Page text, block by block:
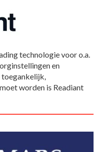
technologie voor o.a.
en
toegankelijk,
worden is Readiant